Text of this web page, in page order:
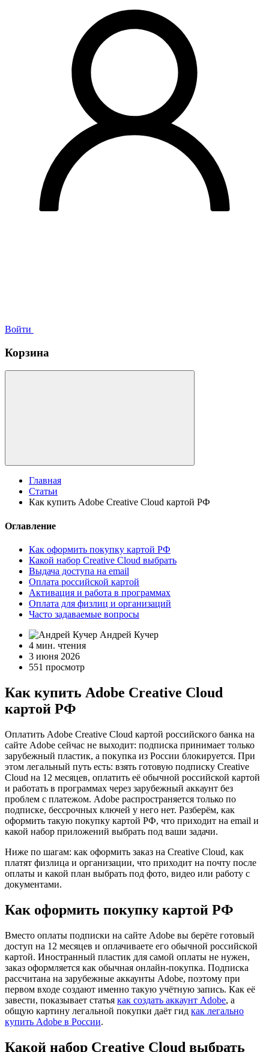
Войти
Корзина
Главная
Статьи
Как купить Adobe Creative Cloud картой РФ
Оглавление
Как оформить покупку картой РФ
Какой набор Creative Cloud выбрать
Выдача доступа на email
Оплата российской картой
Активация и работа в программах
Оплата для физлиц и организаций
Часто задаваемые вопросы
Андрей Кучер
4 мин. чтения
3 июня 2026
551 просмотр
Как купить Adobe Creative Cloud
картой РФ
Оплатить Adobe Creative Cloud картой российского банка на
сайте Adobe сейчас не выходит: подписка принимает только
зарубежный пластик, а покупка из России блокируется. При
этом легальный путь есть: взять готовую подписку Creative
Cloud на 12 месяцев, оплатить её обычной российской картой
и работать в программах через зарубежный аккаунт без
проблем с платежом. Adobe распространяется только по
подписке, бессрочных ключей у него нет. Разберём, как
оформить такую покупку картой РФ, что приходит на email и
какой набор приложений выбрать под ваши задачи.
Ниже по шагам: как оформить заказ на Creative Cloud, как
платят физлица и организации, что приходит на почту после
оплаты и какой план выбрать под фото, видео или работу с
документами.
Как оформить покупку картой РФ
Вместо оплаты подписки на сайте Adobe вы берёте готовый
доступ на 12 месяцев и оплачиваете его обычной российской
картой. Иностранный пластик для самой оплаты не нужен,
заказ оформляется как обычная онлайн-покупка. Подписка
рассчитана на зарубежные аккаунты Adobe, поэтому при
первом входе создают именно такую учётную запись. Как её
завести, показывает статья как создать аккаунт Adobe, а
общую картину легальной покупки даёт гид как легально
купить Adobe в России.
Какой набор Creative Cloud выбрать